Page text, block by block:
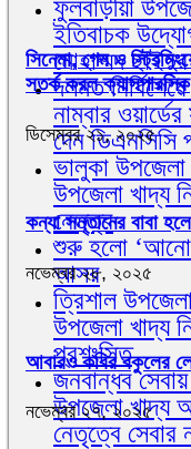
ফুলবাড়ীয়া
ইতিবাচক
মোহাম্মদ
দলমত
নাম্বার
দেন
ভালুকা উপজেলা
উপজেলা খাদ্য
নেতৃত্ব
শুরু হলো
আসর
ত্রিশাল
উপজেলা খাদ্য
প্রশংসিত
জনবান্ধব
উপজেলা খাদ্য
নেতৃত্বে
সিনেমা, গেম ও
সতর্ক করল ক্যাসপারস্কি
ডিসেম্বর ২১, ২০২৫
কন্যা সন্তানের বাবা
নভেম্বর ২৮, ২০২৫
আবারও কবির বকুলের
নভেম্বর ২৭, ২০২৫